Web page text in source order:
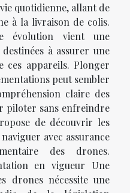
quotidienne, allant de
à la livraison de colis.
évolution vient une
à assurer une
ces appareils. Plonger
peut sembler
claire des
piloter sans enfreindre
de découvrir les
avec assurance
des drones.
en vigueur Une
drones nécessite une